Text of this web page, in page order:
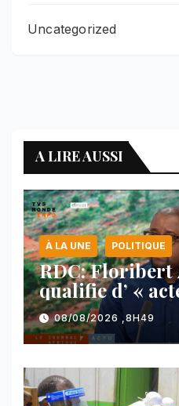
Uncategorized
A LIRE AUSSI
À LA UNE POLITIQUE
RDC: Floribert
qualifie d’ «
protocole de
FDLR
08/08/2026 ,8H49